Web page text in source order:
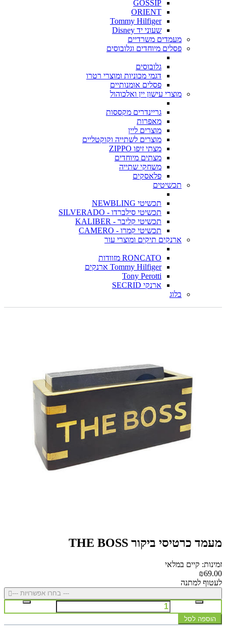
GOSSIP
ORIENT
Tommy Hilfiger
שעוני יד Disney
מעמדים משרדיים
פסלים מיוחדים וגלובוסים
גלובוסים
דגמי מכוניות ומוצרי רטרו
פסלים אומנותיים
מוצרי עישון יין ואלכוהול
גריינדרים מקססות
מאפרות
מוצרים ליין
מוצרים לשתייה וקוקטליים
מצתי זיפו ZIPPO
מצתים מיוחדים
משחקי שתייה
פלאסקים
תכשיטים
תכשיטי NEWBLING
תכשיטי סילברדו - SILVERADO
תכשיטי קליבר - KALIBER
תכשיטי קמרו - CAMERO
ארנקים תיקים ומוצרי עור
RONCATO מזוודות
Tommy Hilfiger ארנקים
Tony Perotti
ארנקי SECRID
בלוג
מעמד כרטיסי ביקור THE BOSS
זמינות: קיים במלאי
₪69.00
לעטוף למתנה
--- בחרו אפשרויות ---
הוספה לסל